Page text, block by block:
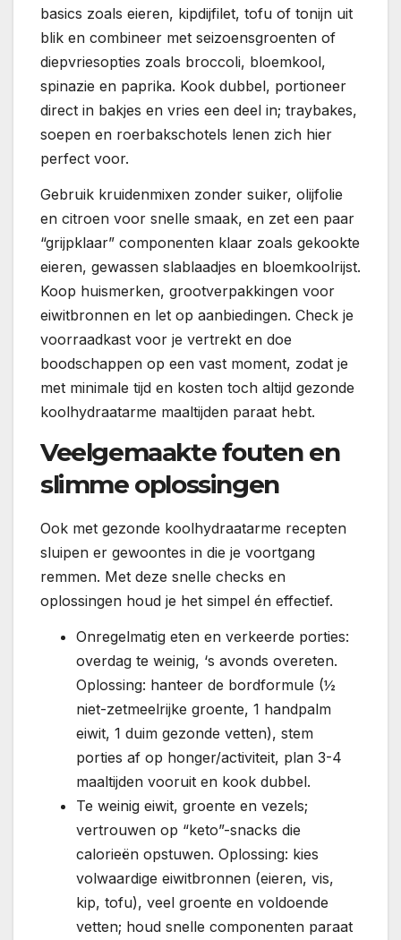
basics zoals eieren, kipdijfilet, tofu of tonijn uit
blik en combineer met seizoensgroenten of
diepvriesopties zoals broccoli, bloemkool,
spinazie en paprika. Kook dubbel, portioneer
direct in bakjes en vries een deel in; traybakes,
soepen en roerbakschotels lenen zich hier
perfect voor.
Gebruik kruidenmixen zonder suiker, olijfolie
en citroen voor snelle smaak, en zet een paar
“grijpklaar” componenten klaar zoals gekookte
eieren, gewassen slablaadjes en bloemkoolrijst.
Koop huismerken, grootverpakkingen voor
eiwitbronnen en let op aanbiedingen. Check je
voorraadkast voor je vertrekt en doe
boodschappen op een vast moment, zodat je
met minimale tijd en kosten toch altijd gezonde
koolhydraatarme maaltijden paraat hebt.
Veelgemaakte fouten en
slimme oplossingen
Ook met gezonde koolhydraatarme recepten
sluipen er gewoontes in die je voortgang
remmen. Met deze snelle checks en
oplossingen houd je het simpel én effectief.
Onregelmatig eten en verkeerde porties:
overdag te weinig, ‘s avonds overeten.
Oplossing: hanteer de bordformule (½
niet-zetmeelrijke groente, 1 handpalm
eiwit, 1 duim gezonde vetten), stem
porties af op honger/activiteit, plan 3-4
maaltijden vooruit en kook dubbel.
Te weinig eiwit, groente en vezels;
vertrouwen op “keto”-snacks die
calorieën opstuwen. Oplossing: kies
volwaardige eiwitbronnen (eieren, vis,
kip, tofu), veel groente en voldoende
vetten; houd snelle componenten paraat